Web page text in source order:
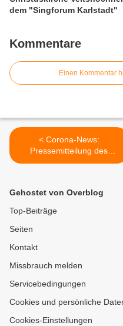
dem "Singforum Karlstadt"
Kommentare
Einen Kommentar
< Corona-News:
Pressemitteilung des
Landrats was zum
ist - Wieder steigende
Werte im Landkreis - 2G-
Regel gilt nicht mehr für
Bekleidungsgeschäfte in
Gehostet von Overblog
Top-Beiträge
Seiten
Kontakt
Missbrauch melden
Servicebedingungen
Cookies und persönliche
Cookies-Einstellungen